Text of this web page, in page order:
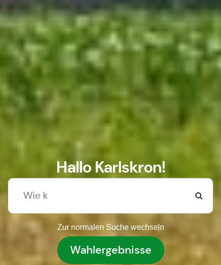
Hallo Karlskron!
Zur normalen Suche wechseln
Wahlergebnisse